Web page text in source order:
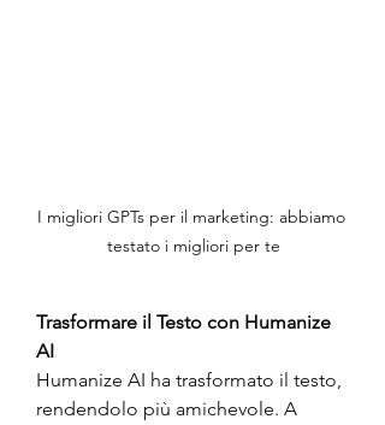
I migliori GPTs per il marketing: abbiamo
testato i migliori per te
Trasformare il Testo con Humanize
AI
Humanize AI ha trasformato il testo,
rendendolo più amichevole. A